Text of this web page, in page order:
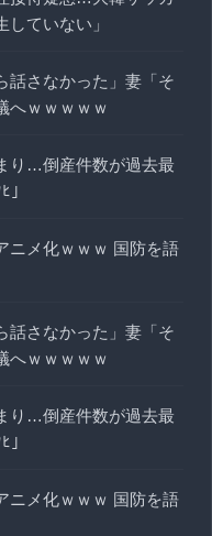
ていない」
話さなかった」妻「そ
へｗｗｗｗｗ
り…倒産件数が過去最
ニメ化ｗｗｗ 国防を語
話さなかった」妻「そ
へｗｗｗｗｗ
り…倒産件数が過去最
ニメ化ｗｗｗ 国防を語